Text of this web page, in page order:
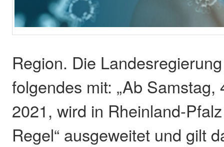
Region. Die
folgendes mit: „Ab Samstag,
2021, wird in Rheinland-
Regel“ ausgeweitet und gilt